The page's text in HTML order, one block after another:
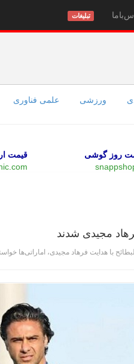
تبلیغات
ورزشی علمی فناوری
روز گوشی
قیمت
مجیدی شدند
با هدایت فرهاد مجیدی، اماراتی‌ها